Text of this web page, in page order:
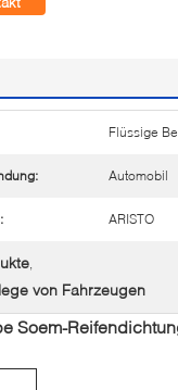
Flüssige
Automobil
ARISTO
,
von Fahrzeugen
Soem-